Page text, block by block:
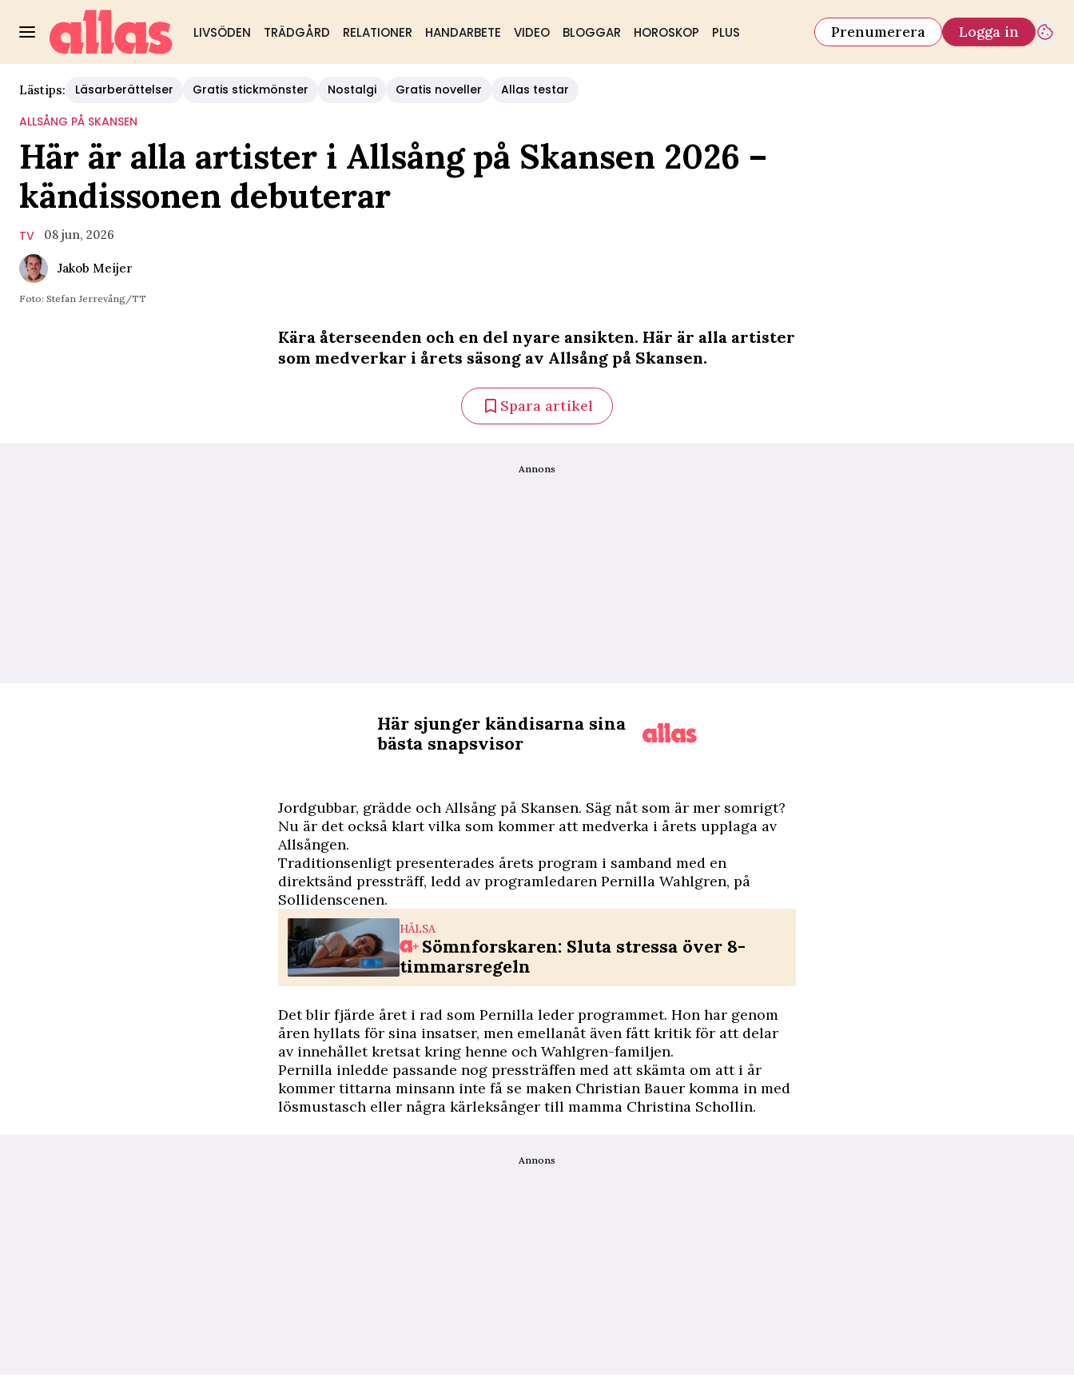
LIVSÖDEN TRÄDGÅRD RELATIONER HANDARBETE VIDEO BLOGGAR HOROSKOP PLUS Prenumerera Logga in
Lästips: Läsarberättelser Gratis stickmönster Nostalgi Gratis noveller
Allas testar
ALLSÅNG PÅ SKANSEN
Här är alla artister i Allsång på Skansen 2026 –
kändissonen debuterar
TV 08 jun, 2026
Jakob Meijer
Foto: Stefan Jerrevång/TT
Kära återseenden och en del nyare ansikten. Här är alla artister
som medverkar i årets säsong av Allsång på Skansen.
Spara artikel
Annons
Här sjunger kändisarna sina
bästa snapsvisor
Jordgubbar, grädde och Allsång på Skansen. Säg nåt som är mer somrigt?
Nu är det också klart vilka som kommer att medverka i årets upplaga av
Allsången.
Traditionsenligt presenterades årets program i samband med en
direktsänd pressträff, ledd av programledaren Pernilla Wahlgren, på
Sollidenscenen.
HÄLSA
Sömnforskaren: Sluta stressa över 8-
timmarsregeln
Det blir fjärde året i rad som Pernilla leder programmet. Hon har genom
åren hyllats för sina insatser, men emellanåt även fått kritik för att delar
av innehållet kretsat kring henne och Wahlgren-familjen.
Pernilla inledde passande nog pressträffen med att skämta om att i år
kommer tittarna minsann inte få se maken Christian Bauer komma in med
lösmustasch eller några kärleksånger till mamma Christina Schollin.
Annons